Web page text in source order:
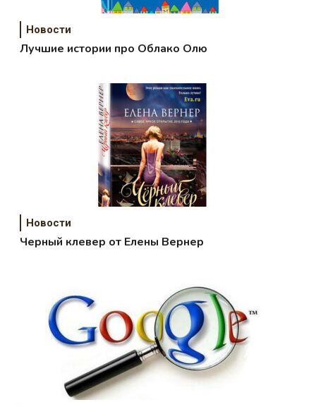
Новости
Лучшие истории про Облако Олю
Новости
Черный клевер от Елены Вернер